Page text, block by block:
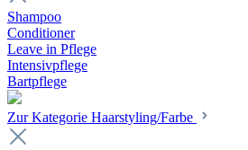
Shampoo
Conditioner
Leave in Pflege
Intensivpflege
Bartpflege
Zur Kategorie Haarstyling/Farbe